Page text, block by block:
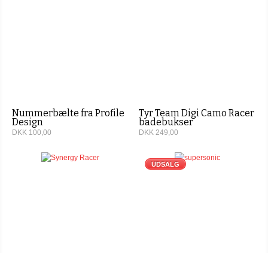
Nummerbælte fra Profile
Design
DKK 100,00
Tyr Team Digi Camo Racer
badebukser
DKK 249,00
UDSALG